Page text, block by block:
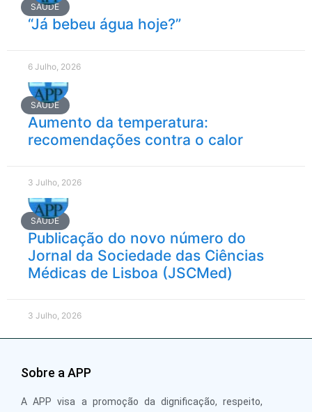
SAÚDE
“Já bebeu água hoje?”
6 Julho, 2026
SAÚDE
Aumento da temperatura:
recomendações contra o calor
3 Julho, 2026
SAÚDE
Publicação do novo número do
Jornal da Sociedade das Ciências
Médicas de Lisboa (JSCMed)
3 Julho, 2026
Sobre a APP
A APP visa a promoção da dignificação, respeito,